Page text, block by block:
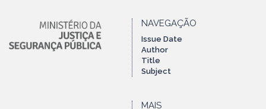
NAVEGAÇÃO
Issue Date
Author
Title
Subject
MAIS